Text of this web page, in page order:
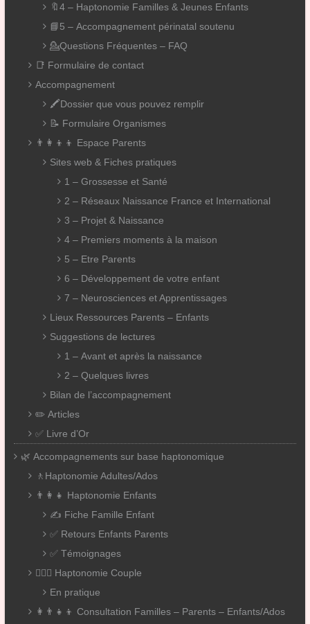
🔖4 – Haptonomie Familles & Jeunes Enfants
📘5 – Accompagnement périnatal soutenu
💁Questions Fréquentes – FAQ
📑 Formulaire de contact
Accompagnement
🖍️Dossier que vous pouvez remplir
📝 Formulaire Organismes
👨‍👩‍👦‍👦 Espace Parents
Sites web & Fiches pratiques
1 – Grossesse et Santé
2 – Réseaux Naissance France et International
3 – Projet & Naissance
4 – Premiers moments à la maison
5 – Etre Parents
6 – Développement de votre enfant
7 – Neurosciences et Apprentissages
Lieux Ressources Parents – Enfants
Suggestions de lectures
1 – Avant et après la naissance
2 – Quelques livres
Bilan de l’accompagnement
✏️ Articles
✅ Livre d’Or
🌿 Accompagnements sur base haptonomique
🚶Haptonomie Adultes/Ados
👨‍👩‍👧 Haptonomie Enfants
✍️ Fiche Famille Enfant
✅ Retours Enfants Parents
✅ Témoignages
👨‍❤️‍👨 Haptonomie Couple
En pratique
👩‍👨‍👧‍👦 Consultation Familles – Parents – Enfants/Ados